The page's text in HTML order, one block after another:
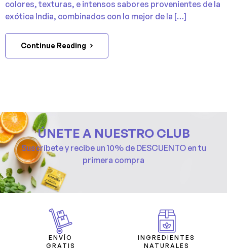
colores, texturas, e intensos sabores provenientes de la
exótica India, combinados con lo mejor de la […]
Continue Reading
ÚNETE A NUESTRO CLUB
Suscríbete y recibe un 10% de DESCUENTO en tu
primera compra
ENVÍO
GRATIS
INGREDIENTES
NATURALES